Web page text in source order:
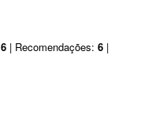
6 | Recomendações: 6 |